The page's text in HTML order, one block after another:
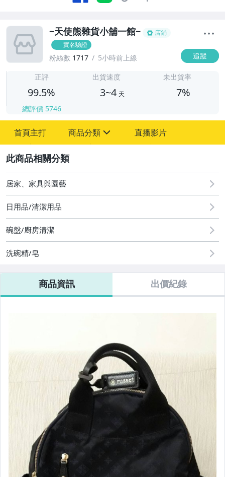
~天使熊雜貨小舖一館~
店鋪
實名驗證
粉絲數 1717 5小時前上線 追蹤
正評
99.5%
總評價 5746
出貨速度
3~4 天
未出貨率
7%
首頁主打 商品分類
♡茶具&茶葉&薰香♡
♡超低價專區♡
♡名牌精品專區♡
♡大人口罩專區♡
♡毛巾&手帕&浴巾♡
♡大小包包專區♡
♡陶&玻璃製品專區♡
♡布製&襪子&圍巾♡
♡廚房用品專區♡
直播影片
居家、家具與園藝
日用品/清潔用品
碗盤/廚房清潔
洗碗精/皂
商品資訊 出價紀錄